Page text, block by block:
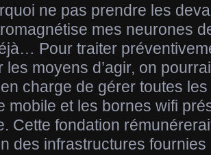
ne pas prendre les
mes neurones
Pour traiter
les moyens d’agir, on
charge de gérer toutes
mobile et les bornes wifi
Cette fondation
des infrastructures